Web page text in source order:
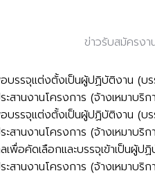
ข่าวรับสมัครง
รรจุแต่งตั้งเป็นผู้ปฏิบัติงาน (บ
ะสานงานโครงการ (จ้างเหมา
รรจุแต่งตั้งเป็นผู้ปฏิบัติงาน (บ
ะสานงานโครงการ (จ้างเหมาบ
พื่อคัดเลือกและบรรจุเข้าเป็นผู้ปฏิ
ะสานงานโครงการ (จ้างเหม